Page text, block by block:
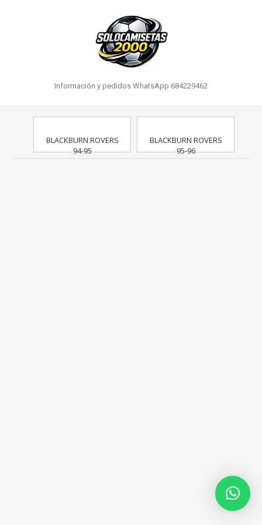
Información y pedidos WhatsApp 684229462
BLACKBURN ROVERS
94-95
BLACKBURN ROVERS
95-96